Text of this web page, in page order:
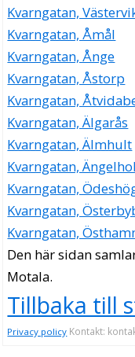
Kvarngatan,
Kvarngatan, Åmål
Kvarngatan, Ånge
Kvarngatan, Åstorp
Kvarngatan,
Kvarngatan, Älgarås
Kvarngatan, Älmhult
Kvarngatan,
Kvarngatan,
Kvarngatan,
Kvarngatan,
Den här sidan
Motala.
Tillbaka till
Privacy policy Kontakt: